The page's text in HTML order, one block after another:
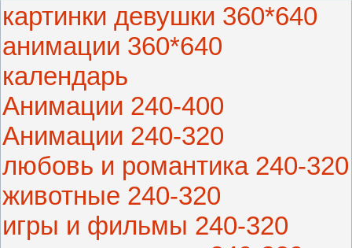
картинки девушки 360*640
анимации 360*640
календарь
Анимации 240-400
Анимации 240-320
любовь и романтика 240-320
животные 240-320
игры и фильмы 240-320